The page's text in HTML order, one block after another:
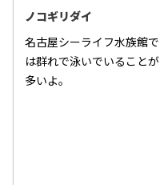
ノコギリダイ
名古屋シーライフ水族館で
は群れで泳いでいることが
多いよ。